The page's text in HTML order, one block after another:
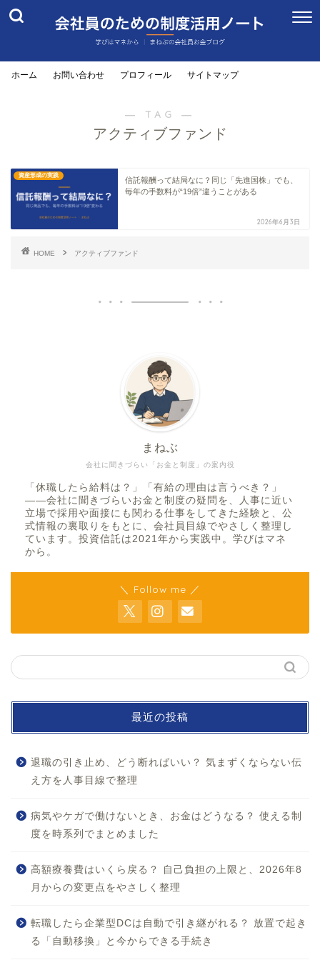
ホーム お問い合わせ プロフィール サイトマップ
― TAG ―
アクティブファンド
資産形成の実践
信託報酬って結局なに？同じ「先進国株」でも、
毎年の手数料が“19倍”違うことがある
2026年6月3日
HOME アクティブファンド
会社に聞きづらい「お金と制度」の案内役
まねぶ
「休職したら給料は？」「有給の理由は言うべき？」
——会社に聞きづらいお金と制度の疑問を、人事に近い
立場で採用や面接にも関わる仕事をしてきた経験と、公
式情報の裏取りをもとに、会社員目線でやさしく整理し
ています。投資信託は2021年から実践中。学びはマネ
から。
＼ Follow me ／
最近の投稿
退職の引き止め、どう断ればいい？ 気まずくならない伝
え方を人事目線で整理
病気やケガで働けないとき、お金はどうなる？ 使える制
度を時系列でまとめました
高額療養費はいくら戻る？ 自己負担の上限と、2026年8
月からの変更点をやさしく整理
転職したら企業型DCは自動で引き継がれる？ 放置で起き
る「自動移換」と今からできる手続き
プロフィール